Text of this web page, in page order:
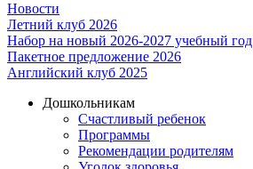
Новости
Летний клуб 2026
Набор на новый 2026-2027 учебный год
Пакетное предложение 2026
Английский клуб 2025
Дошкольникам
Счастливый ребенок
Программы
Рекомендации родителям